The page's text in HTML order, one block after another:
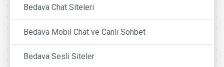
Bedava Chat Siteleri
Bedava Mobil Chat ve Canlı Sohbet
Bedava Sesli Siteler